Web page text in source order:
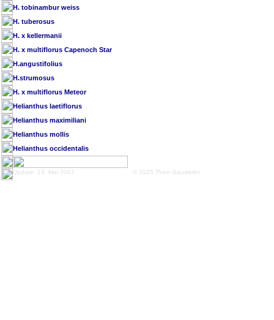
H. tobinambur weiss
H. tuberosus
H. x kellermanii
H. x multiflorus Capenoch Star
H.angustifolius
H.strumosus
H. x multiflorus Meteor
Helianthus laetiflorus
Helianthus maximiliani
Helianthus mollis
Helianthus occidentalis
Update: 13. Mai 2007 © 2025 Theo Gauweiler